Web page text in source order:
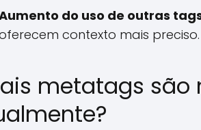
do uso de outras
contexto mais preciso.
metatags são